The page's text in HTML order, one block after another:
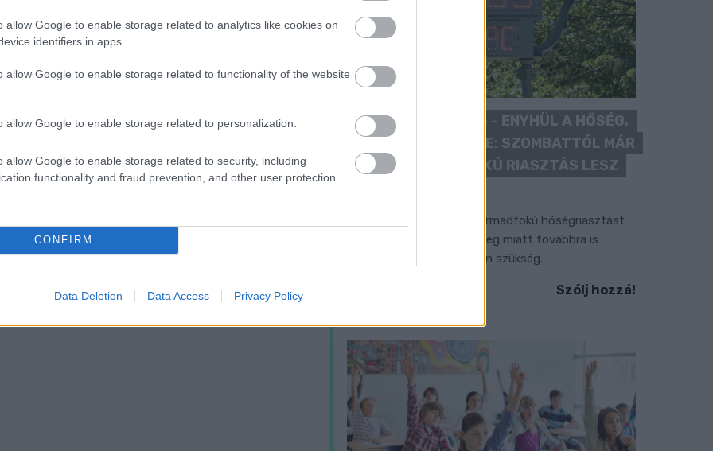
allow Google to enable storage related to analytics like cookies on
identifiers in apps.
allow Google to enable storage related to functionality of the website
allow Google to enable storage related to personalization.
allow Google to enable storage related to security, including
functionality and fraud prevention, and other user protection.
CONFIRM
Data Deletion Data Access Privacy Policy
KÁNIKULA 2026 - ENYHÜL A HŐSÉG,
DE MÉG NINCS VÉGE: SZOMBATTÓL MÁR
“CSAK” MÁSODFOKÚ RIASZTÁS LESZ
A július vége óta tartó harmadfokú hőségriasztást
mérséklik, de a tartós meleg miatt továbbra is
fokozott óvatosságra van szükség.
Szólj hozzá!